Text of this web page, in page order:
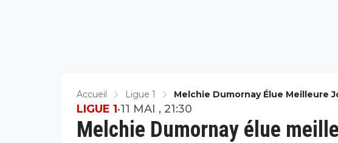
Accueil Ligue 1 Melchie Dumornay Élue Meilleure
Melchie Dumornay élue
LIGUE 1•11 MAI , 21:30